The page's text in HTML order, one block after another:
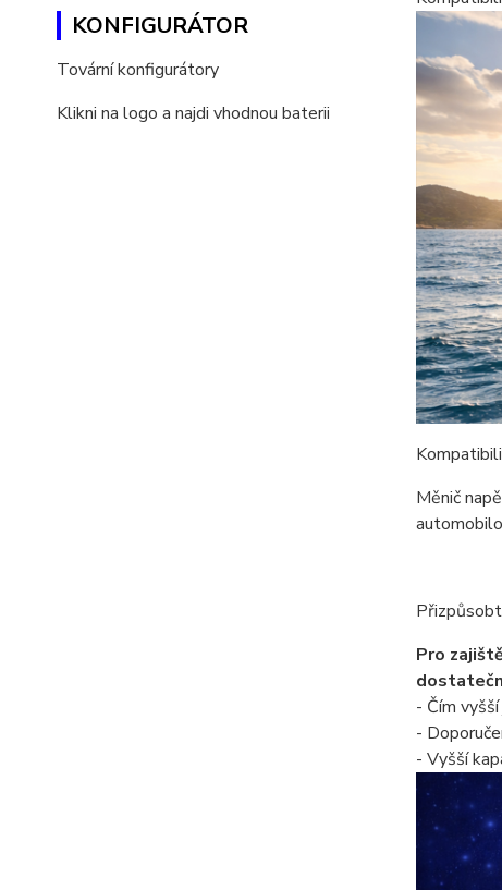
KONFIGURÁTOR
Tovární konfigurátory
Klikni na logo a najdi vhodnou baterii
Měnič
Pro
- Čím
-
- Vyšší